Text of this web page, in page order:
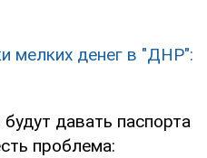
мелких денег в "ДНР":
давать паспорта
проблема: